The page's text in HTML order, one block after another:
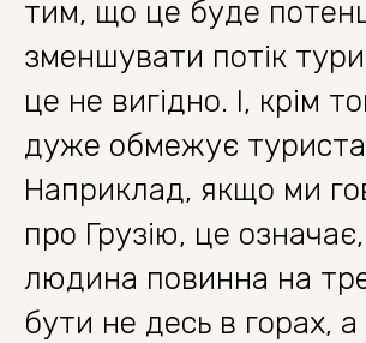
тим, що це буде
зменшувати потік
це не вигідно. І, крім
дуже обмежує
Наприклад, якщо ми
про Грузію, це
людина повинна на
бути не десь в горах, а